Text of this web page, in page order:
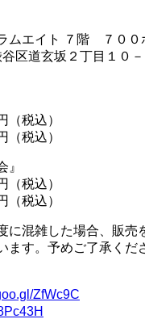
ムエイト ７階 ７００
区道玄坂２丁目１０－
税込）
税込）
』
税込）
税込）
に混雑した場合、販売
ます。予めご了承くだ
ZfWc9C